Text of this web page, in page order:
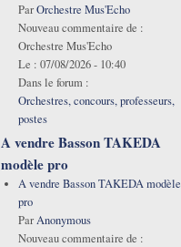
ParOrchestre Mus'Echo
Nouveau commentaire de :
Orchestre Mus'Echo
Le : 07/08/2026 - 10:40
Dans le forum :
Orchestres, concours, professeurs,
postes
A vendre Basson TAKEDA
modèle pro
A vendre Basson TAKEDA modèle
pro
ParAnonymous
Nouveau commentaire de :